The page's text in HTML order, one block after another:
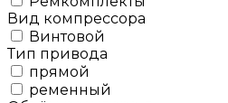
Вид компрессора
Винтовой
Тип привода
прямой
ременный